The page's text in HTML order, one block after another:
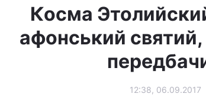
Косма
афонський святий,
12:38, 06.09.2017